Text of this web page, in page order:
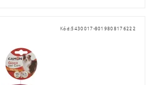
Kód:5430017-8019808176222